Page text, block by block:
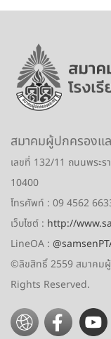
สมาคมผู้ปกครองแล
เลขที่ 132/11 ถนนพระ
10400
โทรศัพท์ : 09 4562
เว็บไซต์ : http://
LineOA :
©ลิขสิทธิ์ 2559สมาคมผู้
Rights Reserved.